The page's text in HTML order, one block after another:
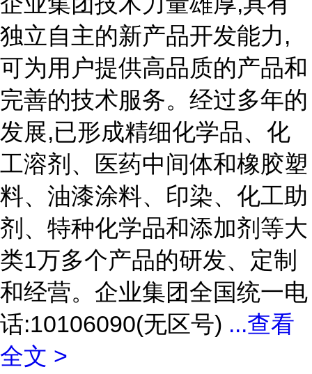
独立自主的新产品开发能力,
可为用户提供高品质的产品和
完善的技术服务。经过多年的
发展,已形成精细化学品、化
工溶剂、医药中间体和橡胶塑
料、油漆涂料、印染、化工助
剂、特种化学品和添加剂等大
类1万多个产品的研发、定制
和经营。企业集团全国统一电
话:10106090(无区号) ...查看
全文 >